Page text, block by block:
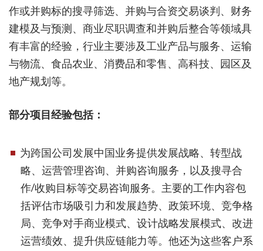
作或并购标的搜寻筛选、并购与合资交易谈判、财务
建模及与预测、商业尽职调查和并购后整合等领域具
有丰富的经验，行业主要涉及工业产品与服务、运输
与物流、食品农业、消费品和零售、高科技、园区及
地产规划等。
部分项目经验包括：
为跨国公司发展中国业务提供发展战略、转型战
略、运营管理咨询、并购咨询服务，以及搜寻合
作/收购目标等交易咨询服务。主要的工作内容包
括评估市场吸引力和发展趋势、政策环境、竞争格
局、竞争对手商业模式、设计战略发展模式、改进
运营绩效、提升供应链能力等。他还为这些客户系